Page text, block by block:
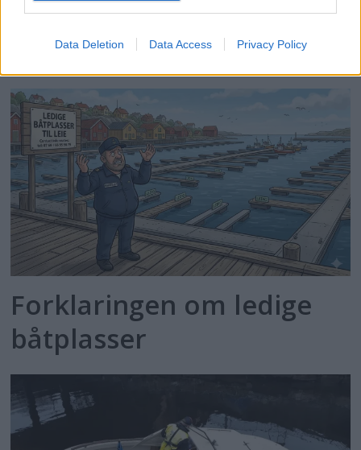
Data Deletion Data Access Privacy Policy
Jobber vi feil med
drukning i Norge?
Forklaringen om ledige
båtplasser